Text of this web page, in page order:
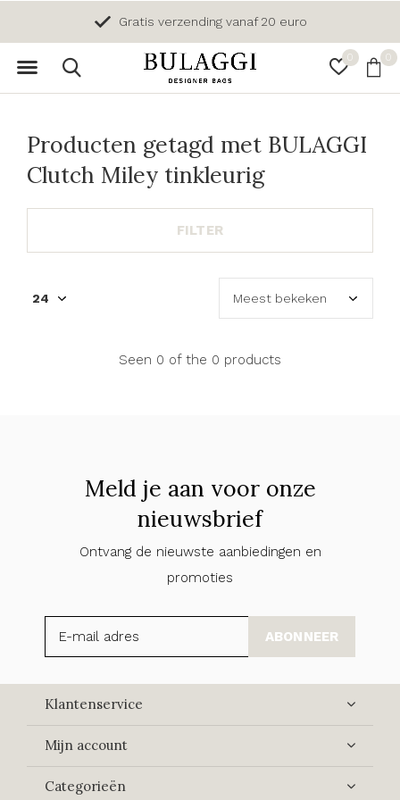
0 0
Gratis verzending vanaf 20 euro
Producten getagd met BULAGGI
Clutch Miley tinkleurig
FILTER
Seen 0 of the 0 products
Meld je aan voor onze
nieuwsbrief
Ontvang de nieuwste aanbiedingen en
promoties
ABONNEER
Klantenservice
Mijn account
Categorieën